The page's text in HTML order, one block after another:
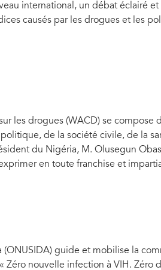
international, un débat éclairé
causés par les drogues et les
les drogues (WACD) se compose
de la société civile, de la
du Nigéria, M. Olusegun
en toute franchise et
guide et mobilise la
Zéro nouvelle infection à VIH. Zéro